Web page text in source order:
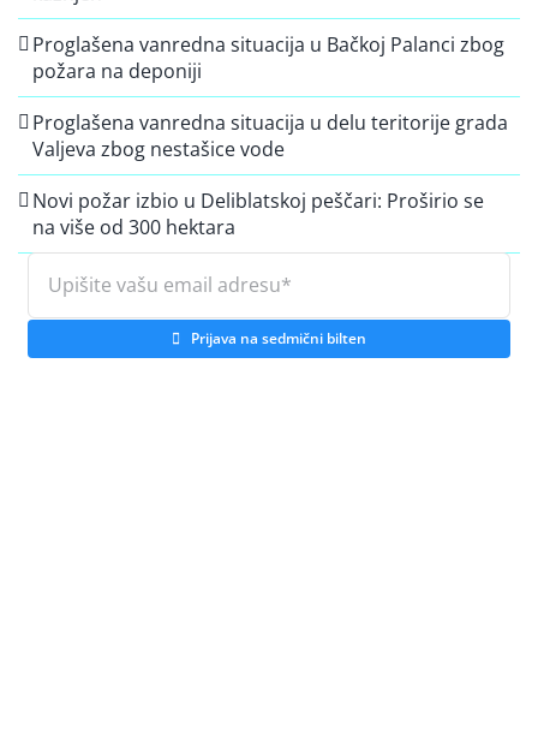
Proglašena vanredna situacija u Bačkoj Palanci zbog
požara na deponiji
Proglašena vanredna situacija u delu teritorije grada
Valjeva zbog nestašice vode
Novi požar izbio u Deliblatskoj peščari: Proširio se
na više od 300 hektara
Prijava na sedmični bilten